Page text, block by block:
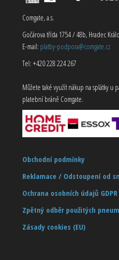
Comgate, a.s.
Gočárova třída 1754 / 48b, Hradec
E-mail: platby-podpora@comgate.cz
Tel: +420 228 224 267
Můžete také využít nákup na splátky u
platební bráně Comgate.
Obchodní podmínky
Reklamace / Odstoupení od
Ochrana osobních údajů GDPR
Zpětný odběr použitých
Zásady cookies (EU)